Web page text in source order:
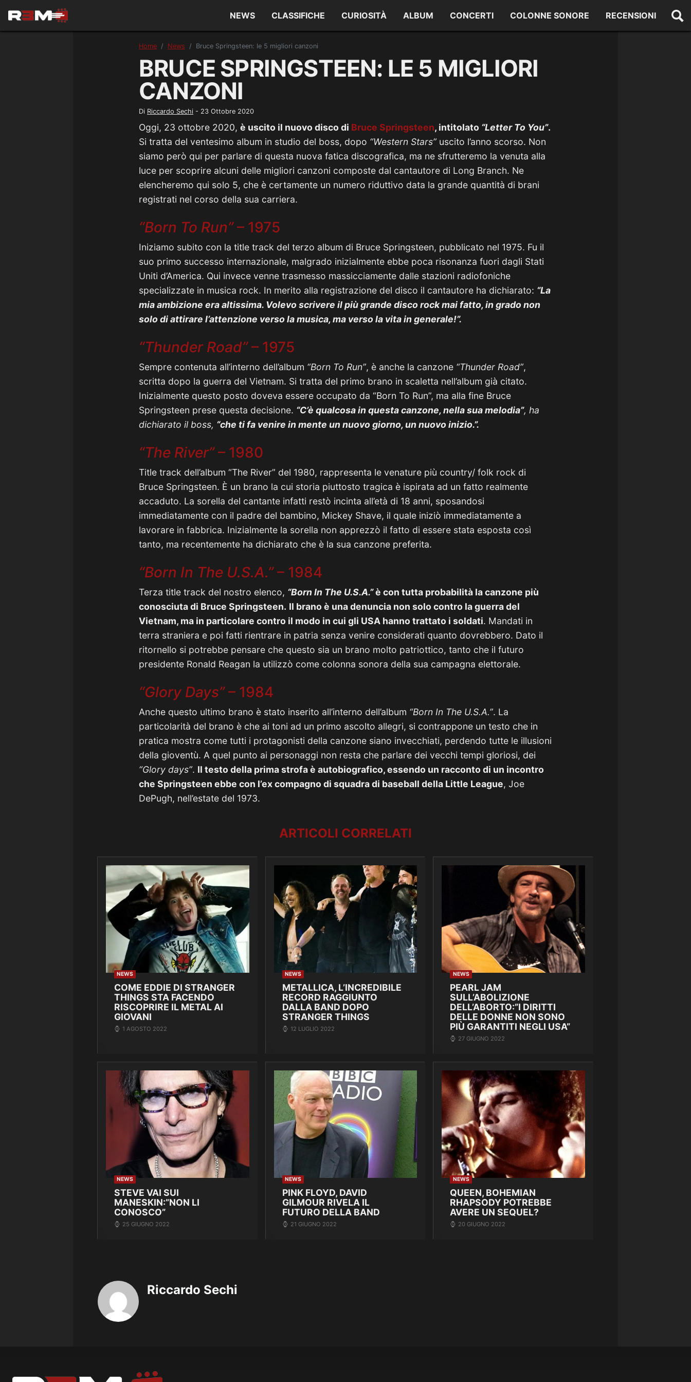
NEWS CLASSIFICHE CURIOSITÀ ALBUM CONCERTI COLONNE SONORE RECENSIONI
Home News Bruce Springsteen: le 5 migliori canzoni
BRUCE SPRINGSTEEN: LE 5 MIGLIORI
CANZONI
Di Riccardo Sechi - 23 Ottobre 2020
Oggi, 23 ottobre 2020, è uscito il nuovo disco di Bruce Springsteen, intitolato “Letter To You”.
Si tratta del ventesimo album in studio del boss, dopo “Western Stars” uscito l’anno scorso. Non
siamo però qui per parlare di questa nuova fatica discografica, ma ne sfrutteremo la venuta alla
luce per scoprire alcuni delle migliori canzoni composte dal cantautore di Long Branch. Ne
elencheremo qui solo 5, che è certamente un numero riduttivo data la grande quantità di brani
registrati nel corso della sua carriera.
“Born To Run”– 1975
Iniziamo subito con la title track del terzo album di Bruce Springsteen, pubblicato nel 1975. Fu il
suo primo successo internazionale, malgrado inizialmente ebbe poca risonanza fuori dagli Stati
Uniti d’America. Qui invece venne trasmesso massicciamente dalle stazioni radiofoniche
specializzate in musica rock. In merito alla registrazione del disco il cantautore ha dichiarato: “La
mia ambizione era altissima. Volevo scrivere il più grande disco rock mai fatto, in grado non
solo di attirare l’attenzione verso la musica, ma verso la vita in generale!”.
“Thunder Road”– 1975
Sempre contenuta all’interno dell’album “Born To Run”, è anche la canzone “Thunder Road”,
scritta dopo la guerra del Vietnam. Si tratta del primo brano in scaletta nell’album già citato.
Inizialmente questo posto doveva essere occupato da “Born To Run”, ma alla fine Bruce
Springsteen prese questa decisione. “C’è qualcosa in questa canzone, nella sua melodia”, ha
dichiarato il boss, “che ti fa venire in mente un nuovo giorno, un nuovo inizio.”.
“The River”– 1980
Title track dell’album “The River” del 1980, rappresenta le venature più country/ folk rock di
Bruce Springsteen. È un brano la cui storia piuttosto tragica è ispirata ad un fatto realmente
accaduto. La sorella del cantante infatti restò incinta all’età di 18 anni, sposandosi
immediatamente con il padre del bambino, Mickey Shave, il quale iniziò immediatamente a
lavorare in fabbrica. Inizialmente la sorella non apprezzò il fatto di essere stata esposta così
tanto, ma recentemente ha dichiarato che è la sua canzone preferita.
“Born In The U.S.A.”– 1984
Terza title track del nostro elenco, “Born In The U.S.A.”è con tutta probabilità la canzone più
conosciuta di Bruce Springsteen. Il brano è una denuncia non solo contro la guerra del
Vietnam, ma in particolare contro il modo in cui gli USA hanno trattato i soldati. Mandati in
terra straniera e poi fatti rientrare in patria senza venire considerati quanto dovrebbero. Dato il
ritornello si potrebbe pensare che questo sia un brano molto patriottico, tanto che il futuro
presidente Ronald Reagan la utilizzò come colonna sonora della sua campagna elettorale.
“Glory Days”– 1984
Anche questo ultimo brano è stato inserito all’interno dell’album “Born In The U.S.A.”. La
particolarità del brano è che ai toni ad un primo ascolto allegri, si contrappone un testo che in
pratica mostra come tutti i protagonisti della canzone siano invecchiati, perdendo tutte le illusioni
della gioventù. A quel punto ai personaggi non resta che parlare dei vecchi tempi gloriosi, dei
“Glory days”. Il testo della prima strofa è autobiografico, essendo un racconto di un incontro
che Springsteen ebbe con l’ex compagno di squadra di baseball della Little League, Joe
DePugh, nell’estate del 1973.
ARTICOLI CORRELATI
NEWS
COME EDDIE DI STRANGER
THINGS STA FACENDO
RISCOPRIRE IL METAL AI
GIOVANI
1 AGOSTO 2022
NEWS
METALLICA, L’INCREDIBILE
RECORD RAGGIUNTO
DALLA BAND DOPO
STRANGER THINGS
12 LUGLIO 2022
NEWS
PEARL JAM
SULL’ABOLIZIONE
DELL’ABORTO:”I DIRITTI
DELLE DONNE NON SONO
PIÙ GARANTITI NEGLI USA”
27 GIUGNO 2022
NEWS
STEVE VAI SUI
MANESKIN:”NON LI
CONOSCO”
25 GIUGNO 2022
NEWS
PINK FLOYD, DAVID
GILMOUR RIVELA IL
FUTURO DELLA BAND
21 GIUGNO 2022
NEWS
QUEEN, BOHEMIAN
RHAPSODY POTREBBE
AVERE UN SEQUEL?
20 GIUGNO 2022
Riccardo Sechi